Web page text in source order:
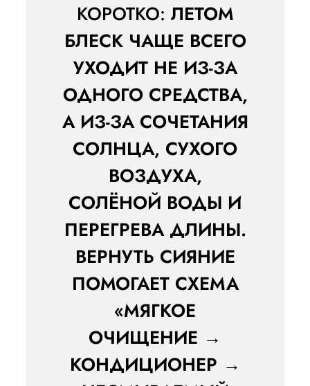
КОРОТКО: ЛЕТОМ
БЛЕСК ЧАЩЕ ВСЕГО
УХОДИТ НЕ ИЗ-ЗА
ОДНОГО СРЕДСТВА,
А ИЗ-ЗА СОЧЕТАНИЯ
СОЛНЦА, СУХОГО
ВОЗДУХА,
СОЛЁНОЙ ВОДЫ И
ПЕРЕГРЕВА ДЛИНЫ.
ВЕРНУТЬ СИЯНИЕ
ПОМОГАЕТ СХЕМА
«МЯГКОЕ
ОЧИЩЕНИЕ →
КОНДИЦИОНЕР →